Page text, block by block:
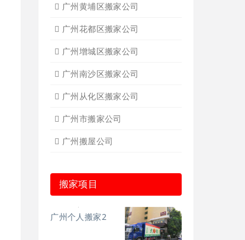
广州黄埔区搬家公司
广州花都区搬家公司
广州增城区搬家公司
广州南沙区搬家公司
广州从化区搬家公司
广州市搬家公司
广州搬屋公司
搬家项目